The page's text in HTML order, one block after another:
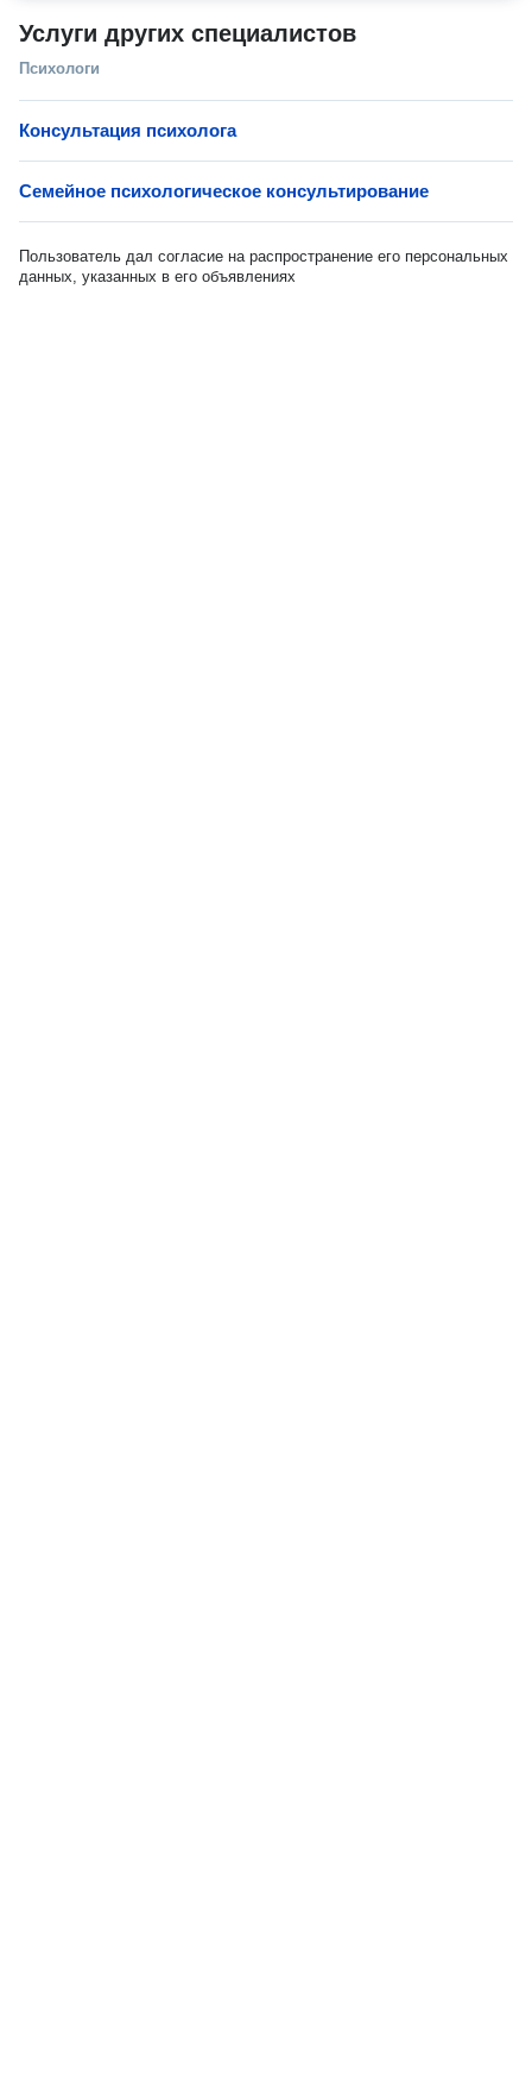
Услуги других специалистов
Психологи
Консультация психолога
Семейное психологическое консультирование
Пользователь дал согласие на распространение его персональных
данных, указанных в его объявлениях